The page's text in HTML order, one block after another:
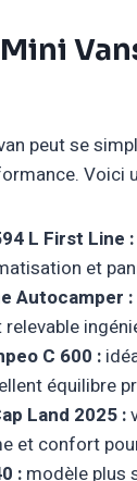
Mini
peut se
Voici
L First Line :
et
Autocamper :
C 600 :
équilibre
Land 2025 :
et confort
: modèle plus